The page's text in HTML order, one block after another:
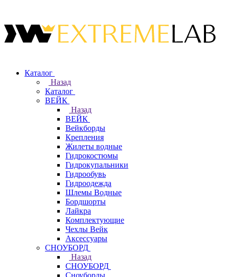
Каталог
Назад
Каталог
ВЕЙК
Назад
ВЕЙК
Вейкборды
Крепления
Жилеты водные
Гидрокостюмы
Гидрокупальники
Гидрообувь
Гидроодежда
Шлемы Водные
Бордшорты
Лайкра
Комплектующие
Чехлы Вейк
Аксессуары
СНОУБОРД
Назад
СНОУБОРД
Сноуборды